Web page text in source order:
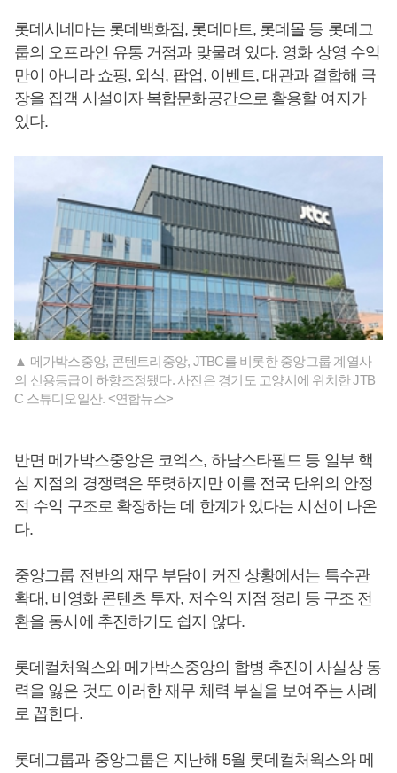
롯데시네마는 롯데백화점, 롯데마트, 롯데몰 등 롯데그
룹의 오프라인 유통 거점과 맞물려 있다. 영화 상영 수익
만이 아니라 쇼핑, 외식, 팝업, 이벤트, 대관과 결합해 극
장을 집객 시설이자 복합문화공간으로 활용할 여지가
있다.
▲ 메가박스중앙, 콘텐트리중앙, JTBC를 비롯한 중앙그룹 계열사
의 신용등급이 하향조정됐다. 사진은 경기도 고양시에 위치한 JTB
C 스튜디오일산. <연합뉴스>
반면 메가박스중앙은 코엑스, 하남스타필드 등 일부 핵
심 지점의 경쟁력은 뚜렷하지만 이를 전국 단위의 안정
적 수익 구조로 확장하는 데 한계가 있다는 시선이 나온
다.
중앙그룹 전반의 재무 부담이 커진 상황에서는 특수관
확대, 비영화 콘텐츠 투자, 저수익 지점 정리 등 구조 전
환을 동시에 추진하기도 쉽지 않다.
롯데컬처웍스와 메가박스중앙의 합병 추진이 사실상 동
력을 잃은 것도 이러한 재무 체력 부실을 보여주는 사례
로 꼽힌다.
롯데그룹과 중앙그룹은 지난해 5월 롯데컬처웍스와 메